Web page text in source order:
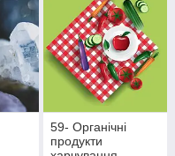
59- Органічні
продукти